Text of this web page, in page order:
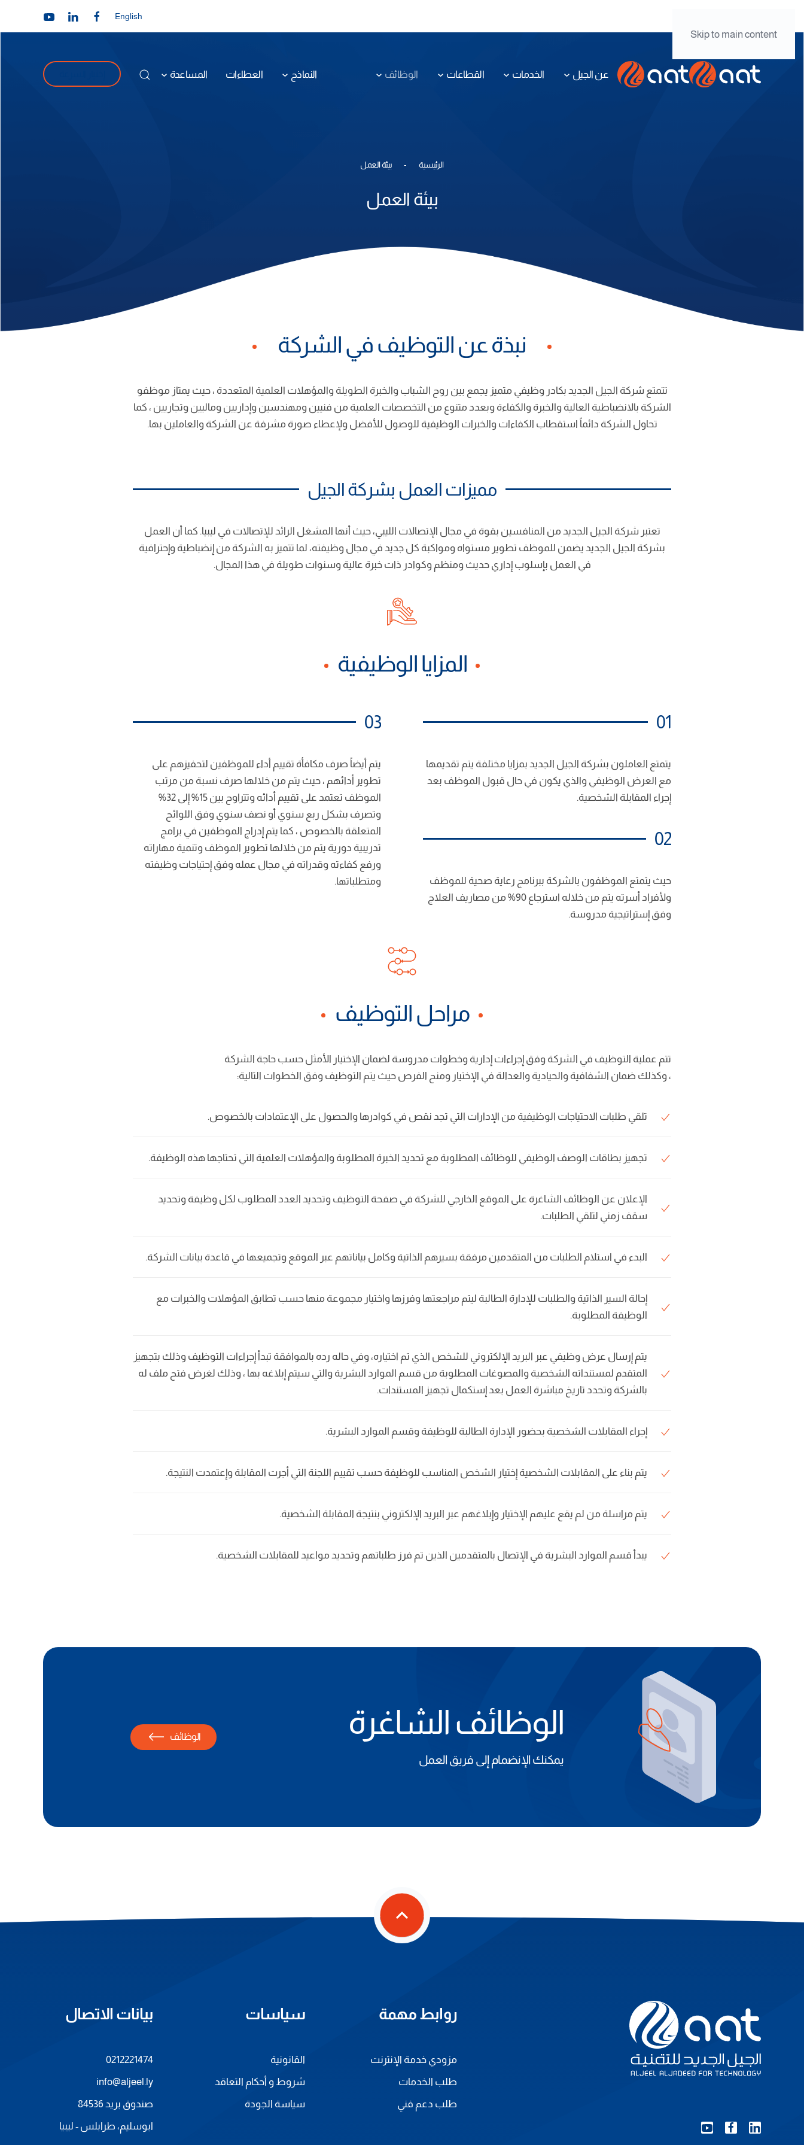
Skip to main content
English
عن الجيل الخدمات القطاعات الوظائف النماذج العطاءات المساعدة
الرئيسية بيئة العمل
بيئة العمل
نبذة عن التوظيف في الشركة
تتمتع شركة الجيل الجديد بكادر وظيفي متميز يجمع بين روح الشباب والخبرة الطويلة والمؤهلات العلمية المتعددة ، حيث يمتاز موظفو
الشركة بالانضباطية العالية والخبرة والكفاءة وبعدد متنوع من التخصصات العلمية من فنيين ومهندسين وإداريين وماليين وتجاريين ، كما
تحاول الشركة دائماً استقطاب الكفاءات والخبرات الوظيفية للوصول للأفضل ولإعطاء صورة مشرفة عن الشركة والعاملين بها.
مميزات العمل بشركة الجيل
تعتبر شركة الجيل الجديد من المنافسين بقوة في مجال الإتصالات الليبي، حيث أنها المشغل الرائد للإتصالات في ليبيا. كما أن العمل
بشركة الجيل الجديد يضمن للموظف تطوير مستواه ومواكبة كل جديد في مجال وظيفته، لما تتميز به الشركة من إنضباطية وإحترافية
في العمل بإسلوب إداري حديث ومنظم وكوادر ذات خبرة عالية وسنوات طويلة في هذا المجال.
المزايا الوظيفية
01
يتمتع العاملون بشركة الجيل الجديد بمزايا مختلفة يتم تقديمها
مع العرض الوظيفي والذي يكون في حال قبول الموظف بعد
إجراء المقابلة الشخصية.
02
حيث يتمتع الموظفون بالشركة ببرنامج رعاية صحية للموظف
ولأفراد أسرته يتم من خلاله استرجاع 90% من مصاريف العلاج
وفق إستراتيجية مدروسة.
03
يتم أيضاً صرف مكافأة تقييم أداء للموظفين لتحفيزهم على
تطوير أدائهم ، حيث يتم من خلالها صرف نسبة من مرتب
الموظف تعتمد على تقييم أدائه وتتراوح بين 15% إلى 32%
وتصرف بشكل ربع سنوي أو نصف سنوي وفق اللوائح
المتعلقة بالخصوص ، كما يتم إدراج الموظفين في برامج
تدريبية دورية يتم من خلالها تطوير الموظف وتنمية مهاراته
ورفع كفاءته وقدراته في مجال عمله وفق إحتياجات وظيفته
ومتطلباتها.
مراحل التوظيف
تتم عملية التوظيف في الشركة وفق إجراءات إدارية وخطوات مدروسة لضمان الإختيار الأمثل حسب حاجة الشركة
، وكذلك ضمان الشفافية والحيادية والعدالة في الإختيار ومنح الفرص حيث يتم التوظيف وفق الخطوات التالية:
تلقي طلبات الاحتياجات الوظيفية من الإدارات التي تجد نقص في كوادرها والحصول على الإعتمادات بالخصوص.
تجهيز بطاقات الوصف الوظيفي للوظائف المطلوبة مع تحديد الخبرة المطلوبة والمؤهلات العلمية التي تحتاجها هذه الوظيفة.
الإعلان عن الوظائف الشاغرة على الموقع الخارجي للشركة في صفحة التوظيف وتحديد العدد المطلوب لكل وظيفة وتحديد
سقف زمني لتلقي الطلبات.
البدء في استلام الطلبات من المتقدمين مرفقة بسيرهم الذاتية وكامل بياناتهم عبر الموقع وتجميعها في قاعدة بيانات الشركة.
إحالة السير الذاتية والطلبات للإدارة الطالبة ليتم مراجعتها وفرزها واختيار مجموعة منها حسب تطابق المؤهلات والخبرات مع
الوظيفة المطلوبة.
يتم إرسال عرض وظيفي عبر البريد الإلكتروني للشخص الذي تم اختياره، وفي حاله رده بالموافقة تبدأ إجراءات التوظيف وذلك بتجهيز
المتقدم لمستنداته الشخصية والمصوغات المطلوبة من قسم الموارد البشرية والتي سيتم إبلاغه بها ، وذلك لغرض فتح ملف له
بالشركة وتحدد تاريخ مباشرة العمل بعد إستكمال تجهيز المستندات.
إجراء المقابلات الشخصية بحضور الإدارة الطالبة للوظيفة وقسم الموارد البشرية.
يتم بناء على المقابلات الشخصية إختيار الشخص المناسب للوظيفة حسب تقييم اللجنة التي أجرت المقابلة وإعتمدت النتيجة.
يتم مراسلة من لم يقع عليهم الإختيار وإبلاغهم عبر البريد الإلكتروني بنتيجة المقابلة الشخصية.
يبدأ قسم الموارد البشرية في الإتصال بالمتقدمين الذين تم فرز طلباتهم وتحديد مواعيد للمقابلات الشخصية.
الوظائف الشاغرة
يمكنك الإنضمام إلى فريق العمل
الوظائف
روابط مهمة
مزودي خدمة الإنترنت
طلب الخدمات
طلب دعم فني
سياسات
القانونية
شروط و أحكام التعاقد
سياسة الجودة
بيانات الاتصال
0212221474
info@aljeel.ly
صندوق بريد 84536
ابوسليم، طرابلس - ليبيا